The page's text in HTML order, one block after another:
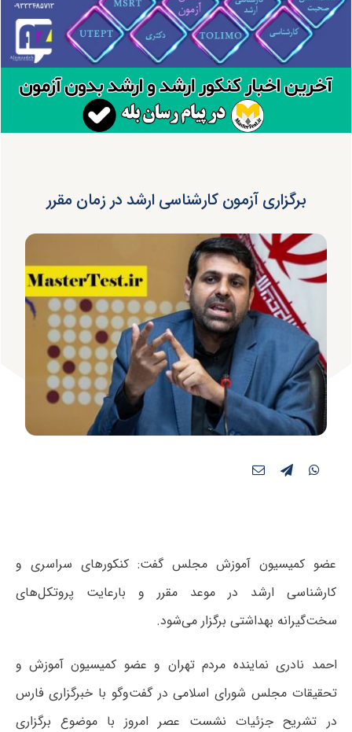
برگزاری آزمون‌ کارشناسی ارشد در زمان مقرر
عضو کمیسیون آموزش مجلس گفت:‌ کنکورهای سراسری و
کارشناسی ارشد در موعد مقرر و بارعایت پروتکل‌های
سخت‌گیرانه بهداشتی برگزار می‌شود.
احمد نادری نماینده مردم تهران و عضو کمیسیون آموزش و
تحقیقات مجلس شورای اسلامی در گفت‌وگو با خبرگزاری فارس
در تشریح جزئیات نشست عصر امروز با موضوع برگزاری